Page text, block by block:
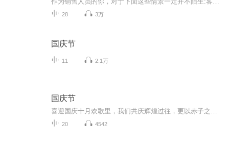
28 3万
国庆节
11 2.1万
国庆节
20 4542